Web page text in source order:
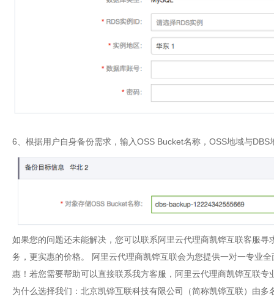
6、根据用户自身备份需求，输入OSS Bucket名称，OSS地域与DBS
如果您的问题还未能解决，您可以联系阿里云代理商凯铧互联客服
务，更实惠的价格。 阿里云代理商凯铧互联会为您提供一对一专业
惠！若您需要帮助可以直接联系我方客服，阿里云代理商凯铧互联
为什么选择我们：北京凯铧互联科技有限公司（简称凯铧互联）由